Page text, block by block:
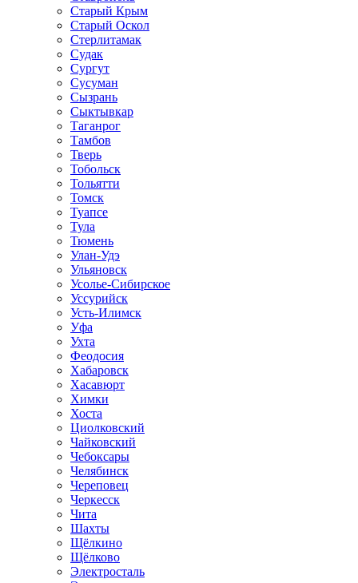
Старый Крым
Старый Оскол
Стерлитамак
Судак
Сургут
Сусуман
Сызрань
Сыктывкар
Таганрог
Тамбов
Тверь
Тобольск
Тольятти
Томск
Туапсе
Тула
Тюмень
Улан-Удэ
Ульяновск
Усолье-Сибирское
Уссурийск
Усть-Илимск
Уфа
Ухта
Феодосия
Хабаровск
Хасавюрт
Химки
Хоста
Циолковский
Чайковский
Чебоксары
Челябинск
Череповец
Черкесск
Чита
Шахты
Щёлкино
Щёлково
Электросталь